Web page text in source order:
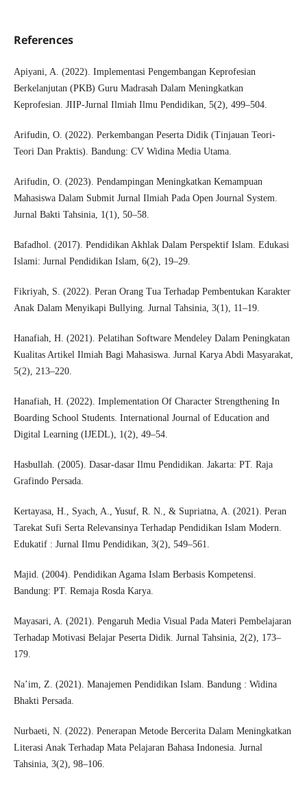
References
Apiyani, A. (2022). Implementasi Pengembangan Keprofesian
Berkelanjutan (PKB) Guru Madrasah Dalam Meningkatkan
Keprofesian. JIIP-Jurnal Ilmiah Ilmu Pendidikan, 5(2), 499–504.
Arifudin, O. (2022). Perkembangan Peserta Didik (Tinjauan Teori-
Teori Dan Praktis). Bandung: CV Widina Media Utama.
Arifudin, O. (2023). Pendampingan Meningkatkan Kemampuan
Mahasiswa Dalam Submit Jurnal Ilmiah Pada Open Journal System.
Jurnal Bakti Tahsinia, 1(1), 50–58.
Bafadhol. (2017). Pendidikan Akhlak Dalam Perspektif Islam. Edukasi
Islami: Jurnal Pendidikan Islam, 6(2), 19–29.
Fikriyah, S. (2022). Peran Orang Tua Terhadap Pembentukan Karakter
Anak Dalam Menyikapi Bullying. Jurnal Tahsinia, 3(1), 11–19.
Hanafiah, H. (2021). Pelatihan Software Mendeley Dalam Peningkatan
Kualitas Artikel Ilmiah Bagi Mahasiswa. Jurnal Karya Abdi Masyarakat,
5(2), 213–220.
Hanafiah, H. (2022). Implementation Of Character Strengthening In
Boarding School Students. International Journal of Education and
Digital Learning (IJEDL), 1(2), 49–54.
Hasbullah. (2005). Dasar-dasar Ilmu Pendidikan. Jakarta: PT. Raja
Grafindo Persada.
Kertayasa, H., Syach, A., Yusuf, R. N., & Supriatna, A. (2021). Peran
Tarekat Sufi Serta Relevansinya Terhadap Pendidikan Islam Modern.
Edukatif : Jurnal Ilmu Pendidikan, 3(2), 549–561.
Majid. (2004). Pendidikan Agama Islam Berbasis Kompetensi.
Bandung: PT. Remaja Rosda Karya.
Mayasari, A. (2021). Pengaruh Media Visual Pada Materi Pembelajaran
Terhadap Motivasi Belajar Peserta Didik. Jurnal Tahsinia, 2(2), 173–
179.
Na’im, Z. (2021). Manajemen Pendidikan Islam. Bandung : Widina
Bhakti Persada.
Nurbaeti, N. (2022). Penerapan Metode Bercerita Dalam Meningkatkan
Literasi Anak Terhadap Mata Pelajaran Bahasa Indonesia. Jurnal
Tahsinia, 3(2), 98–106.